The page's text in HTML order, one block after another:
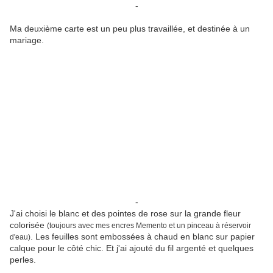
-
Ma deuxième carte est un peu plus travaillée, et destinée à un
mariage.
-
J'ai choisi le blanc et des pointes de rose sur la grande fleur
colorisée (toujours avec mes encres Memento et un pinceau à réservoir
d'eau) . Les feuilles sont embossées à chaud en blanc sur papier
calque pour le côté chic. Et j'ai ajouté du fil argenté et quelques
perles.